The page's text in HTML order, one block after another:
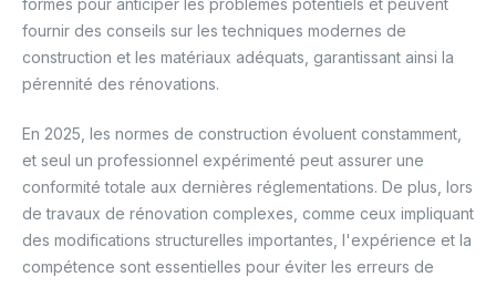
fournir des conseils sur les techniques modernes de
construction et les matériaux adéquats, garantissant ainsi la
pérennité des rénovations.
En 2025, les normes de construction évoluent constamment,
et seul un professionnel expérimenté peut assurer une
conformité totale aux dernières réglementations. De plus, lors
de travaux de rénovation complexes, comme ceux impliquant
des modifications structurelles importantes, l'expérience et la
compétence sont essentielles pour éviter les erreurs de